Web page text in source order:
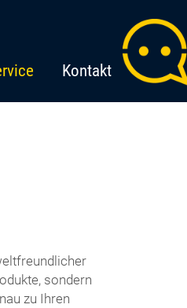
Kontakt
sondern
zu Ihren